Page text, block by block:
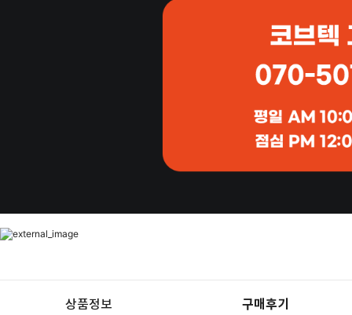
상품정보 구매후기